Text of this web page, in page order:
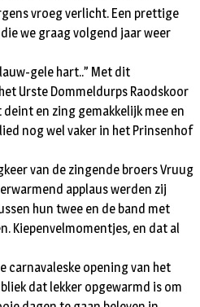
vroeg verlicht. Een prettige
we graag volgend jaar weer
gele hart..” Met dit
Urste Dommeldurps Raodskoor
en zing gemakkelijk mee en
nog wel vaker in het Prinsenhof
van de zingende broers Vruug
applaus werden zij
hun twee en de band met
Kiepenvelmomentjes, en dat al
carnavaleske opening van het
dat lekker opgewarmd is om